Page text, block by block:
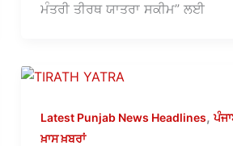
ਮੰਤਰੀ ਤੀਰਥ ਯਾਤਰਾ ਸਕੀਮ” ਲਈ
Latest Punjab News Headlines,
ਖ਼ਾਸ ਖ਼ਬਰਾਂ